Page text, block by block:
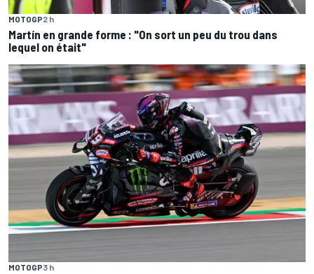
MOTOGP2 h
Martín en grande forme : "On sort un peu du trou dans
lequel on était"
MOTOGP3 h